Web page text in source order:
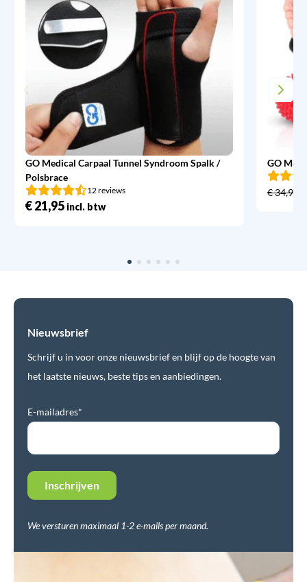
GO Medical Carpaal Tunnel Syndroom Spalk /
Polsbrace
12 reviews
€21,95 incl. btw
GO
€34,95
Nieuwsbrief
Schrijf u in voor onze nieuwsbrief en blijf op de hoogte van
het laatste nieuws, beste tips en aanbiedingen.
E-mailadres*
We versturen maximaal 1-2 e-mails per maand.